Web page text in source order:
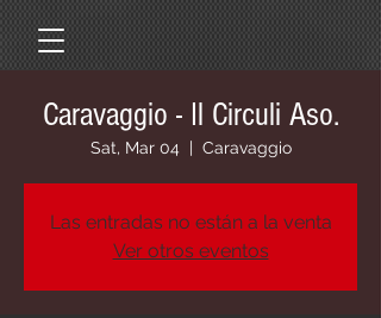
Caravaggio - Il Circuli Aso.
Sat, Mar 04
  |
Caravaggio
Las entradas no están a la venta
Ver otros eventos